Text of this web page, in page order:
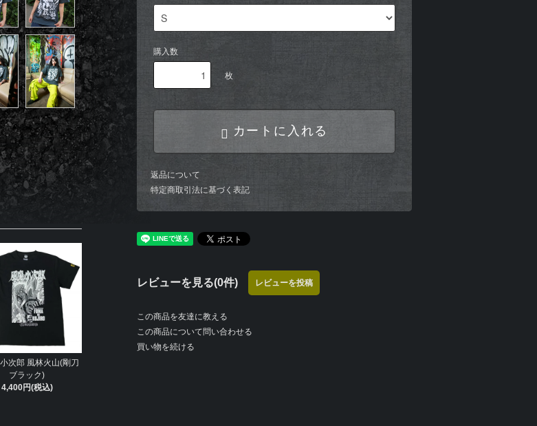
次郎 風林火山(剛刀
ブラック)
4,400円(税込)
購入数
枚
カートに入れる
返品について
特定商取引法に基づく表記
レビューを見る(0件) レビューを投稿
この商品を友達に教える
この商品について問い合わせる
買い物を続ける